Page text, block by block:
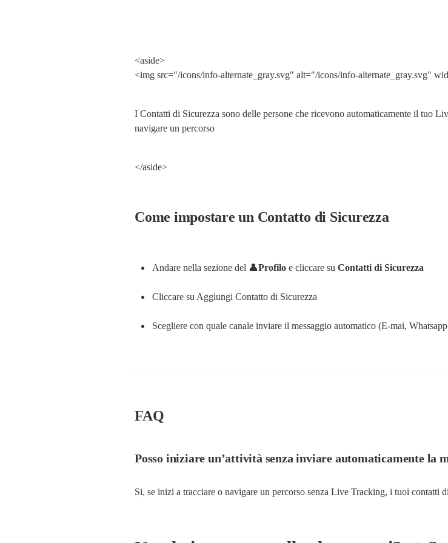
<aside>
<img src="/icons/info-alternate_gray.svg" alt="/icons/info-alternate_gray.svg"
I Contatti di Sicurezza sono delle persone che ricevono automaticamente il tuo
navigare un percorso
</aside>
Come impostare un Contatto di Sicurezza
Andare nella sezione del 👤Profilo e cliccare su Contatti di Sicurezza
Cliccare su Aggiungi Contatto di Sicurezza
Scegliere con quale canale inviare il messaggio automatico (E-mai,
FAQ
Posso iniziare un’attività senza inviare automaticamente la
Si, se inizi a tracciare o navigare un percorso senza Live Tracking, i tuoi contatti